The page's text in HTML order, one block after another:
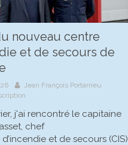
nouveau centre
et de secours de
Jean François Portarrieu
j'ai rencontré le capitaine
chef
et de secours (CIS)